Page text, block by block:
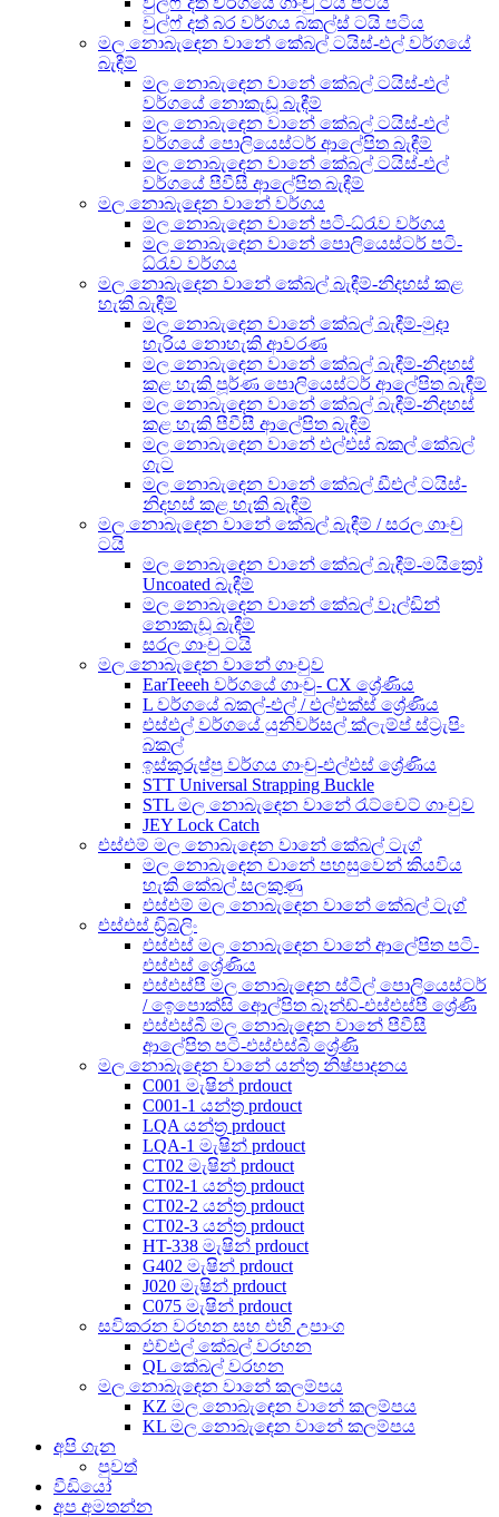
වුල්ෆ් දත් බර වර්ගය බකල්ස් ටයි පටිය
මල නොබැඳෙන වානේ කේබල් ටයිස්-එල් වර්ගයේ
බැඳීම්
මල නොබැඳෙන වානේ කේබල් ටයිස්-එල්
වර්ගයේ නොකැඩූ බැඳීම්
මල නොබැඳෙන වානේ කේබල් ටයිස්-එල්
වර්ගයේ පොලියෙස්ටර් ආලේපිත බැඳීම්
මල නොබැඳෙන වානේ කේබල් ටයිස්-එල්
වර්ගයේ පීවීසී ආලේපිත බැඳීම්
මල නොබැඳෙන වානේ වර්ගය
මල නොබැඳෙන වානේ පටි-ධ්රැව වර්ගය
මල නොබැඳෙන වානේ පොලියෙස්ටර් පටි-
ධ්රැව වර්ගය
මල නොබැඳෙන වානේ කේබල් බැඳීම්-නිදහස් කළ
හැකි බැඳීම්
මල නොබැඳෙන වානේ කේබල් බැඳීම්-මුදා
හැරිය නොහැකි ආවරණ
මල නොබැඳෙන වානේ කේබල් බැඳීම්-නිදහස්
කළ හැකි පූර්ණ පොලියෙස්ටර් ආලේපිත බැඳීම්
මල නොබැඳෙන වානේ කේබල් බැඳීම්-නිදහස්
කළ හැකි පීවීසී ආලේපිත බැඳීම්
මල නොබැඳෙන වානේ එල්එස් බකල් කේබල්
ගැට
මල නොබැඳෙන වානේ කේබල් ඩීඑල් ටයිස්-
නිදහස් කළ හැකි බැඳීම්
මල නොබැඳෙන වානේ කේබල් බැඳීම් / සරල ගාංචු
ටයි
මල නොබැඳෙන වානේ කේබල් බැඳීම්-මයික්‍රෝ
Uncoated බැඳීම්
මල නොබැඳෙන වානේ කේබල් වෑල්ඩින්
නොකැඩූ බැඳීම්
සරල ගාංචු ටයි
මල නොබැඳෙන වානේ ගාංචුව
EarTeeeh වර්ගයේ ගාංචු- CX ශ්‍රේණිය
L වර්ගයේ බකල්-එල් / එල්එක්ස් ශ්‍රේණිය
එස්එල් වර්ගයේ යුනිවර්සල් ක්ලැම්ප් ස්ට්‍රැපිං
බකල්
ඉස්කුරුප්පු වර්ගය ගාංචු-එල්එස් ශ්‍රේණිය
STT Universal Strapping Buckle
STL මල නොබැඳෙන වානේ රැට්චෙට් ගාංචුව
JEY Lock Catch
එස්එම් මල නොබැඳෙන වානේ කේබල් ටැග්
මල නොබැඳෙන වානේ පහසුවෙන් කියවිය
හැකි කේබල් සලකුණු
එස්එම් මල නොබැඳෙන වානේ කේබල් ටැග්
එස්එස් ඩ්‍රිබ්ලිං
එස්එස් මල නොබැඳෙන වානේ ආලේපිත පටි-
එස්එස් ශ්‍රේණිය
එස්එස්පී මල නොබැඳෙන ස්ටීල් පොලියෙස්ටර්
/ ඉෙපොක්සි ආෙල්පිත බෑන්ඩ්-එස්එස්පී ශ්‍රේණි
එස්එස්බී මල නොබැඳෙන වානේ පීවීසී
ආලේපිත පටි-එස්එස්බී ශ්‍රේණි
මල නොබැඳෙන වානේ යන්ත්‍ර නිෂ්පාදනය
C001 මැෂින් prdouct
C001-1 යන්ත්‍ර prdouct
LQA යන්ත්‍ර prdouct
LQA-1 මැෂින් prdouct
CT02 මැෂින් prdouct
CT02-1 යන්ත්‍ර prdouct
CT02-2 යන්ත්‍ර prdouct
CT02-3 යන්ත්‍ර prdouct
HT-338 මැෂින් prdouct
G402 මැෂින් prdouct
J020 මැෂින් prdouct
C075 මැෂින් prdouct
සවිකරන වරහන සහ එහි උපාංග
එච්එල් කේබල් වරහන
QL කේබල් වරහන
මල නොබැඳෙන වානේ කලම්පය
KZ මල නොබැඳෙන වානේ කලම්පය
KL මල නොබැඳෙන වානේ කලම්පය
අපි ගැන
පුවත්
වීඩියෝ
අප අමතන්න